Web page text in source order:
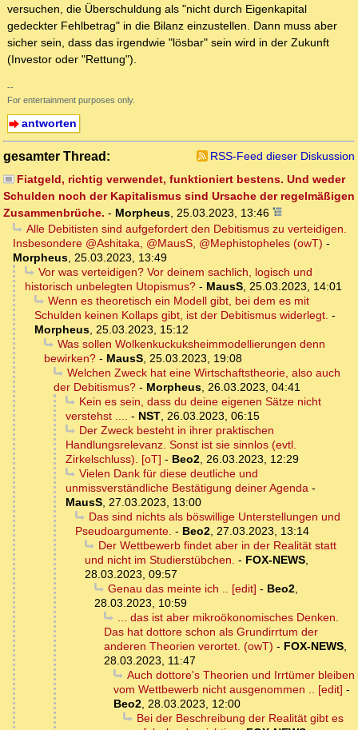
versuchen, die Überschuldung als "nicht durch Eigenkapital
gedeckter Fehlbetrag" in die Bilanz einzustellen. Dann muss aber
sicher sein, dass das irgendwie "lösbar" sein wird in der Zukunft
(Investor oder "Rettung").
--
For entertainment purposes only.
antworten
gesamter Thread:
RSS-Feed dieser Diskussion
Fiatgeld, richtig verwendet, funktioniert bestens. Und weder
Schulden noch der Kapitalismus sind Ursache der regelmäßigen
Zusammenbrüche. - Morpheus, 25.03.2023, 13:46
Alle Debitisten sind aufgefordert den Debitismus zu verteidigen.
Insbesondere @Ashitaka, @MausS, @Mephistopheles (owT) -
Morpheus, 25.03.2023, 13:49
Vor was verteidigen? Vor deinem sachlich, logisch und
historisch unbelegten Utopismus? - MausS, 25.03.2023, 14:01
Wenn es theoretisch ein Modell gibt, bei dem es mit
Schulden keinen Kollaps gibt, ist der Debitismus widerlegt. -
Morpheus, 25.03.2023, 15:12
Was sollen Wolkenkuckuksheimmodellierungen denn
bewirken? - MausS, 25.03.2023, 19:08
Welchen Zweck hat eine Wirtschaftstheorie, also auch
der Debitismus? - Morpheus, 26.03.2023, 04:41
Kein es sein, dass du deine eigenen Sätze nicht
verstehst .... - NST, 26.03.2023, 06:15
Der Zweck besteht in ihrer praktischen
Handlungsrelevanz. Sonst ist sie sinnlos (evtl.
Zirkelschluss). [oT] - Beo2, 26.03.2023, 12:29
Vielen Dank für diese deutliche und
unmissverständliche Bestätigung deiner Agenda -
MausS, 27.03.2023, 13:00
Das sind nichts als böswillige Unterstellungen und
Pseudoargumente. - Beo2, 27.03.2023, 13:14
Der Wettbewerb findet aber in der Realität statt
und nicht im Studierstübchen. - FOX-NEWS,
28.03.2023, 09:57
Genau das meinte ich .. [edit] - Beo2,
28.03.2023, 10:59
... das ist aber mikroökonomisches Denken.
Das hat dottore schon als Grundirrtum der
anderen Theorien verortet. (owT) - FOX-NEWS,
28.03.2023, 11:47
Auch dottore's Theorien und Irrtümer bleiben
vom Wettbewerb nicht ausgenommen .. [edit] -
Beo2, 28.03.2023, 12:00
Bei der Beschreibung der Realität gibt es